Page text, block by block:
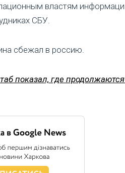
властям
СБУ.
сбежал в россию.
показал, где